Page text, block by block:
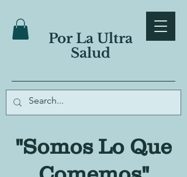
Por La Ultra
Salud
"Somos Lo Que